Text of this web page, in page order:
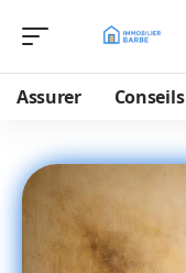
Assurer Conseils